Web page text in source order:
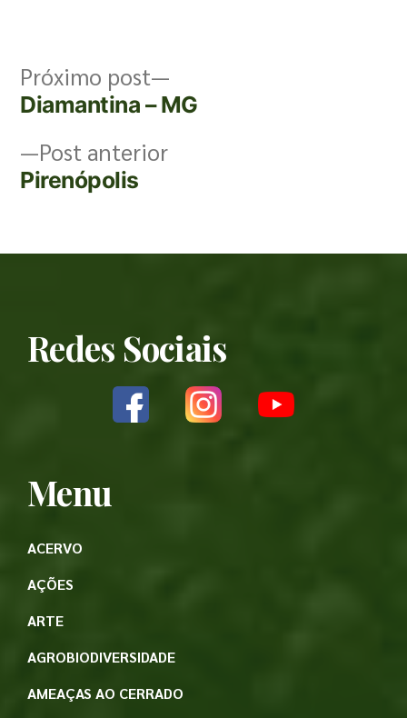
Post anterior
Pirenópolis
Próximo post
Diamantina – MG
Redes Sociais
Menu
ACERVO
AÇÕES
ARTE
AGROBIODIVERSIDADE
AMEAÇAS AO CERRADO